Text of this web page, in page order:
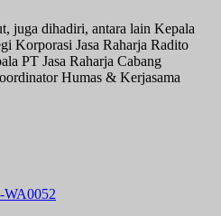
juga dihadiri, antara lain Kepala
Korporasi Jasa Raharja Radito
PT Jasa Raharja Cabang
Humas & Kerjasama